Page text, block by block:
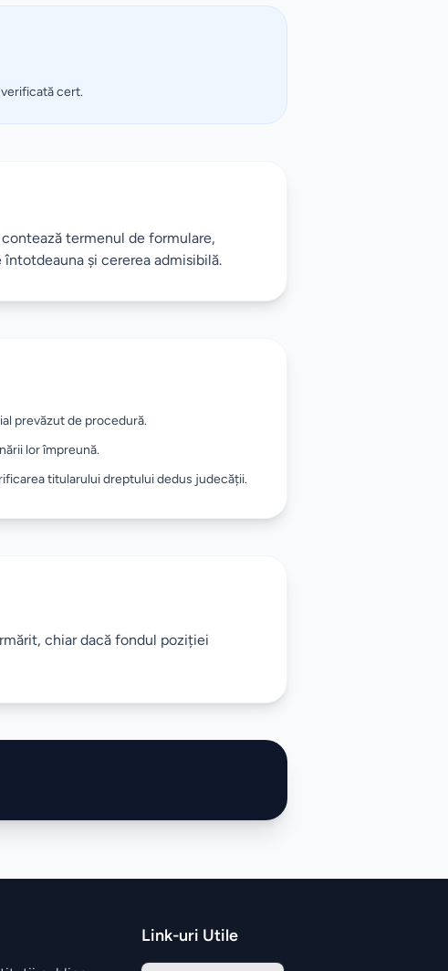
cert.
termenul de formulare,
și cererea admisibilă.
prevăzut de procedură.
lor împreună.
titularului dreptului dedus judecății.
chiar dacă fondul poziției
Link-uri Utile